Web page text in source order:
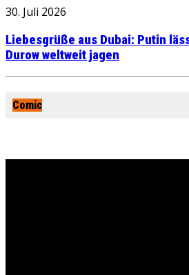
30. Juli 2026
Liebesgrüße aus Dubai: Putin
Durow weltweit jagen
Comic